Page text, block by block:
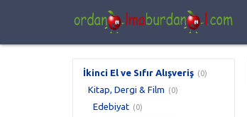
İkinci El ve Sıfır Alışveriş (0)
Kitap, Dergi & Film (0)
Edebiyat (0)